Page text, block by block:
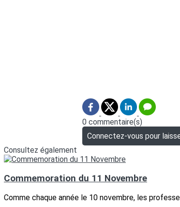
0 commentaire(s)
Connectez-vous pour
Consultez également
Commemoration du 11 Novembre
Comme chaque année le 10 novembre, les